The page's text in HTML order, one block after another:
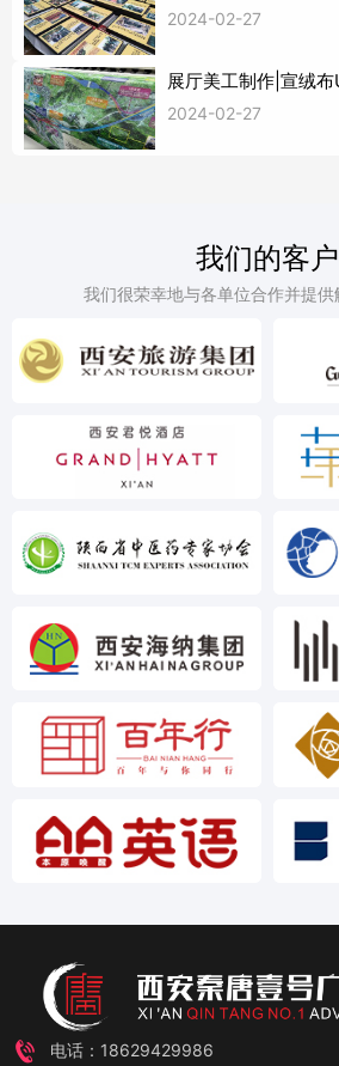
2024-02-27
展厅美工制作|宣绒布
2024-02-27
我们的客户
我们很荣幸地与各单位合作并提
电话：18629429986